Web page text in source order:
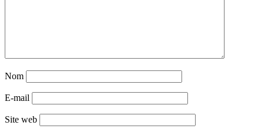
Nom
E-mail
Site web